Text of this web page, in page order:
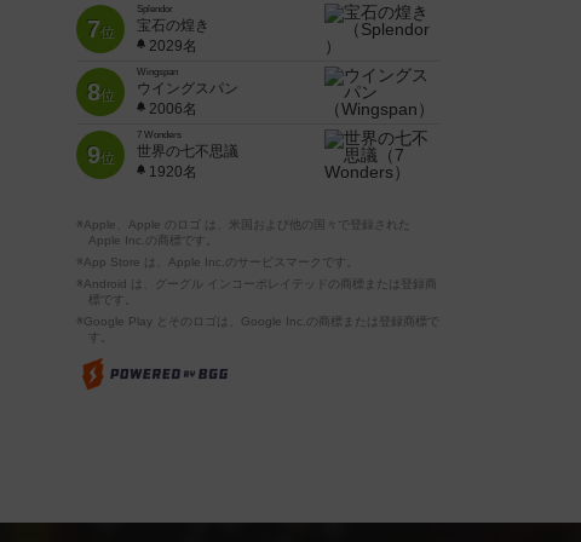
7位
Splendor
宝石の煌き
2029名
8位
Wingspan
ウイングスパン
2006名
9位
7 Wonders
世界の七不思議
1920名
※Apple、Apple のロゴ は、米国および他の国々で登録された
Apple Inc.の商標です。
※App Store は、Apple Inc.のサービスマークです。
※Android は、グーグル インコーポレイテッドの商標または登録商
標です。
※Google Play とそのロゴは、Google Inc.の商標または登録商標で
す。